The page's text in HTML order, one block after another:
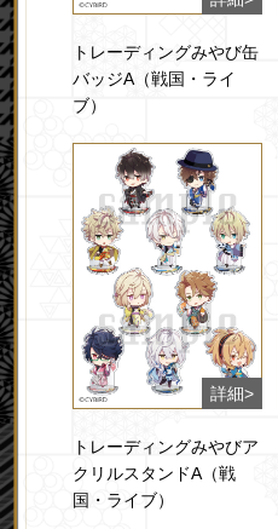
トレーディングみやび缶
バッジA（戦国・ライ
ブ）
トレーディングみやびア
クリルスタンドA（戦
国・ライブ）